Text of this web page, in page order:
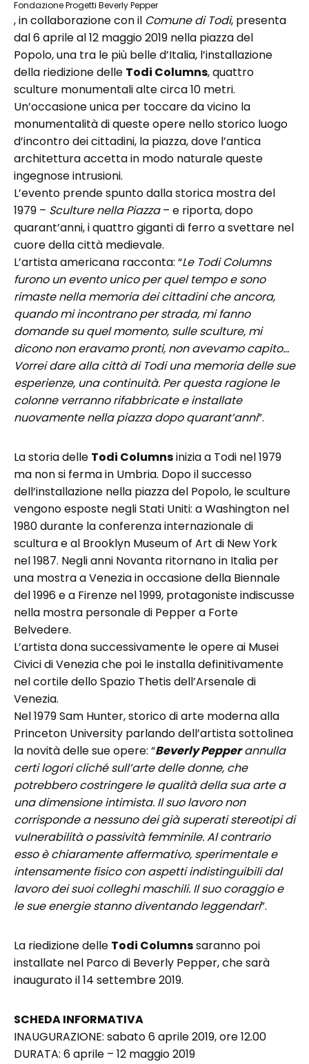
Fondazione Progetti Beverly Pepper
, in collaborazione con il Comune di Todi, presenta
dal 6 aprile al 12 maggio 2019 nella piazza del
Popolo, una tra le più belle d’Italia, l’installazione
della riedizione delle Todi Columns, quattro
sculture monumentali alte circa 10 metri.
Un’occasione unica per toccare da vicino la
monumentalità di queste opere nello storico luogo
d’incontro dei cittadini, la piazza, dove l’antica
architettura accetta in modo naturale queste
ingegnose intrusioni.
L’evento prende spunto dalla storica mostra del
1979 – Sculture nella Piazza– e riporta, dopo
quarant’anni, i quattro giganti di ferro a svettare nel
cuore della città medievale.
L’artista americana racconta: “Le Todi Columns
furono un evento unico per quel tempo e sono
rimaste nella memoria dei cittadini che ancora,
quando mi incontrano per strada, mi fanno
domande su quel momento, sulle sculture, mi
dicono non eravamo pronti, non avevamo capito…
Vorrei dare alla città di Todi una memoria delle sue
esperienze, una continuità. Per questa ragione le
colonne verranno rifabbricate e installate
nuovamente nella piazza dopo quarant’anni”.
La storia delle Todi Columnsinizia a Todi nel 1979
ma non si ferma in Umbria. Dopo il successo
dell’installazione nella piazza del Popolo, le sculture
vengono esposte negli Stati Uniti: a Washington nel
1980 durante la conferenza internazionale di
scultura e al Brooklyn Museum of Art di New York
nel 1987. Negli anni Novanta ritornano in Italia per
una mostra a Venezia in occasione della Biennale
del 1996 e a Firenze nel 1999, protagoniste indiscusse
nella mostra personale di Pepper a Forte
Belvedere.
L’artista dona successivamente le opere ai Musei
Civici di Venezia che poi le installa definitivamente
nel cortile dello Spazio Thetis dell’Arsenale di
Venezia.
Nel 1979 Sam Hunter, storico di arte moderna alla
Princeton University parlando dell’artista sottolinea
la novità delle sue opere: “Beverly Pepperannulla
certi logori cliché sull’arte delle donne, che
potrebbero costringere le qualità della sua arte a
una dimensione intimista. Il suo lavoro non
corrisponde a nessuno dei già superati stereotipi di
vulnerabilità o passività femminile. Al contrario
esso è chiaramente affermativo, sperimentale e
intensamente fisico con aspetti indistinguibili dal
lavoro dei suoi colleghi maschili. Il suo coraggio e
le sue energie stanno diventando leggendari”.
La riedizione delle Todi Columnssaranno poi
installate nel Parco di Beverly Pepper, che sarà
inaugurato il 14 settembre 2019.
SCHEDA INFORMATIVA
INAUGURAZIONE: sabato 6 aprile 2019, ore 12.00
DURATA: 6 aprile – 12 maggio 2019